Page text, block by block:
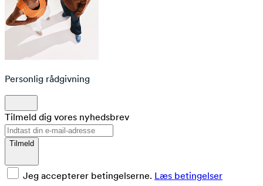
Personlig rådgivning
Tilmeld dig vores nyhedsbrev
Tilmeld
Jeg accepterer betingelserne. Læs betingelser